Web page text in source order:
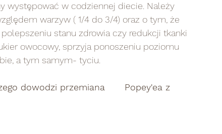
występować w codziennej diecie. Należy
warzyw ( 1/4 do 3/4) oraz o tym, że
stanu zdrowia czy redukcji tkanki
owocowy, sprzyja ponoszeniu poziomu
a tym samym- tyciu.
przemiana 	Popey'ea z